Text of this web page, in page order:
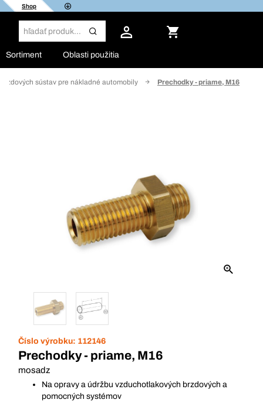
Shop
Sortiment Oblasti použitia
sústav pre nákladné automobily Prechodky - priame, M16
Číslo výrobku: 112146
Prechodky - priame, M16
mosadz
Na opravy a údržbu vzduchotlakových brzdových a
pomocných systémov